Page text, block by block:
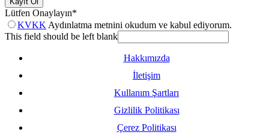
Lütfen Onaylayın*
KVKK Aydınlatma metnini okudum ve kabul ediyorum.
This field should be left blank
Hakkımızda
İletişim
Kullanım Şartları
Gizlilik Politikası
Çerez Politikası